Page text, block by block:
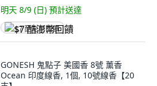
明天 8/9 (日) 預計送達
$7 酷澎幣回饋
GONESH 鬼點子 美國香 8號 薰香
Ocean 印度線香, 1個, 10號線香【20